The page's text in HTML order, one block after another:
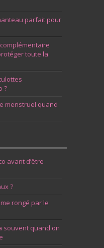
parfait pour
toute la
?
menstruel quand
avant d’être
?
rongé par le
souvent quand on